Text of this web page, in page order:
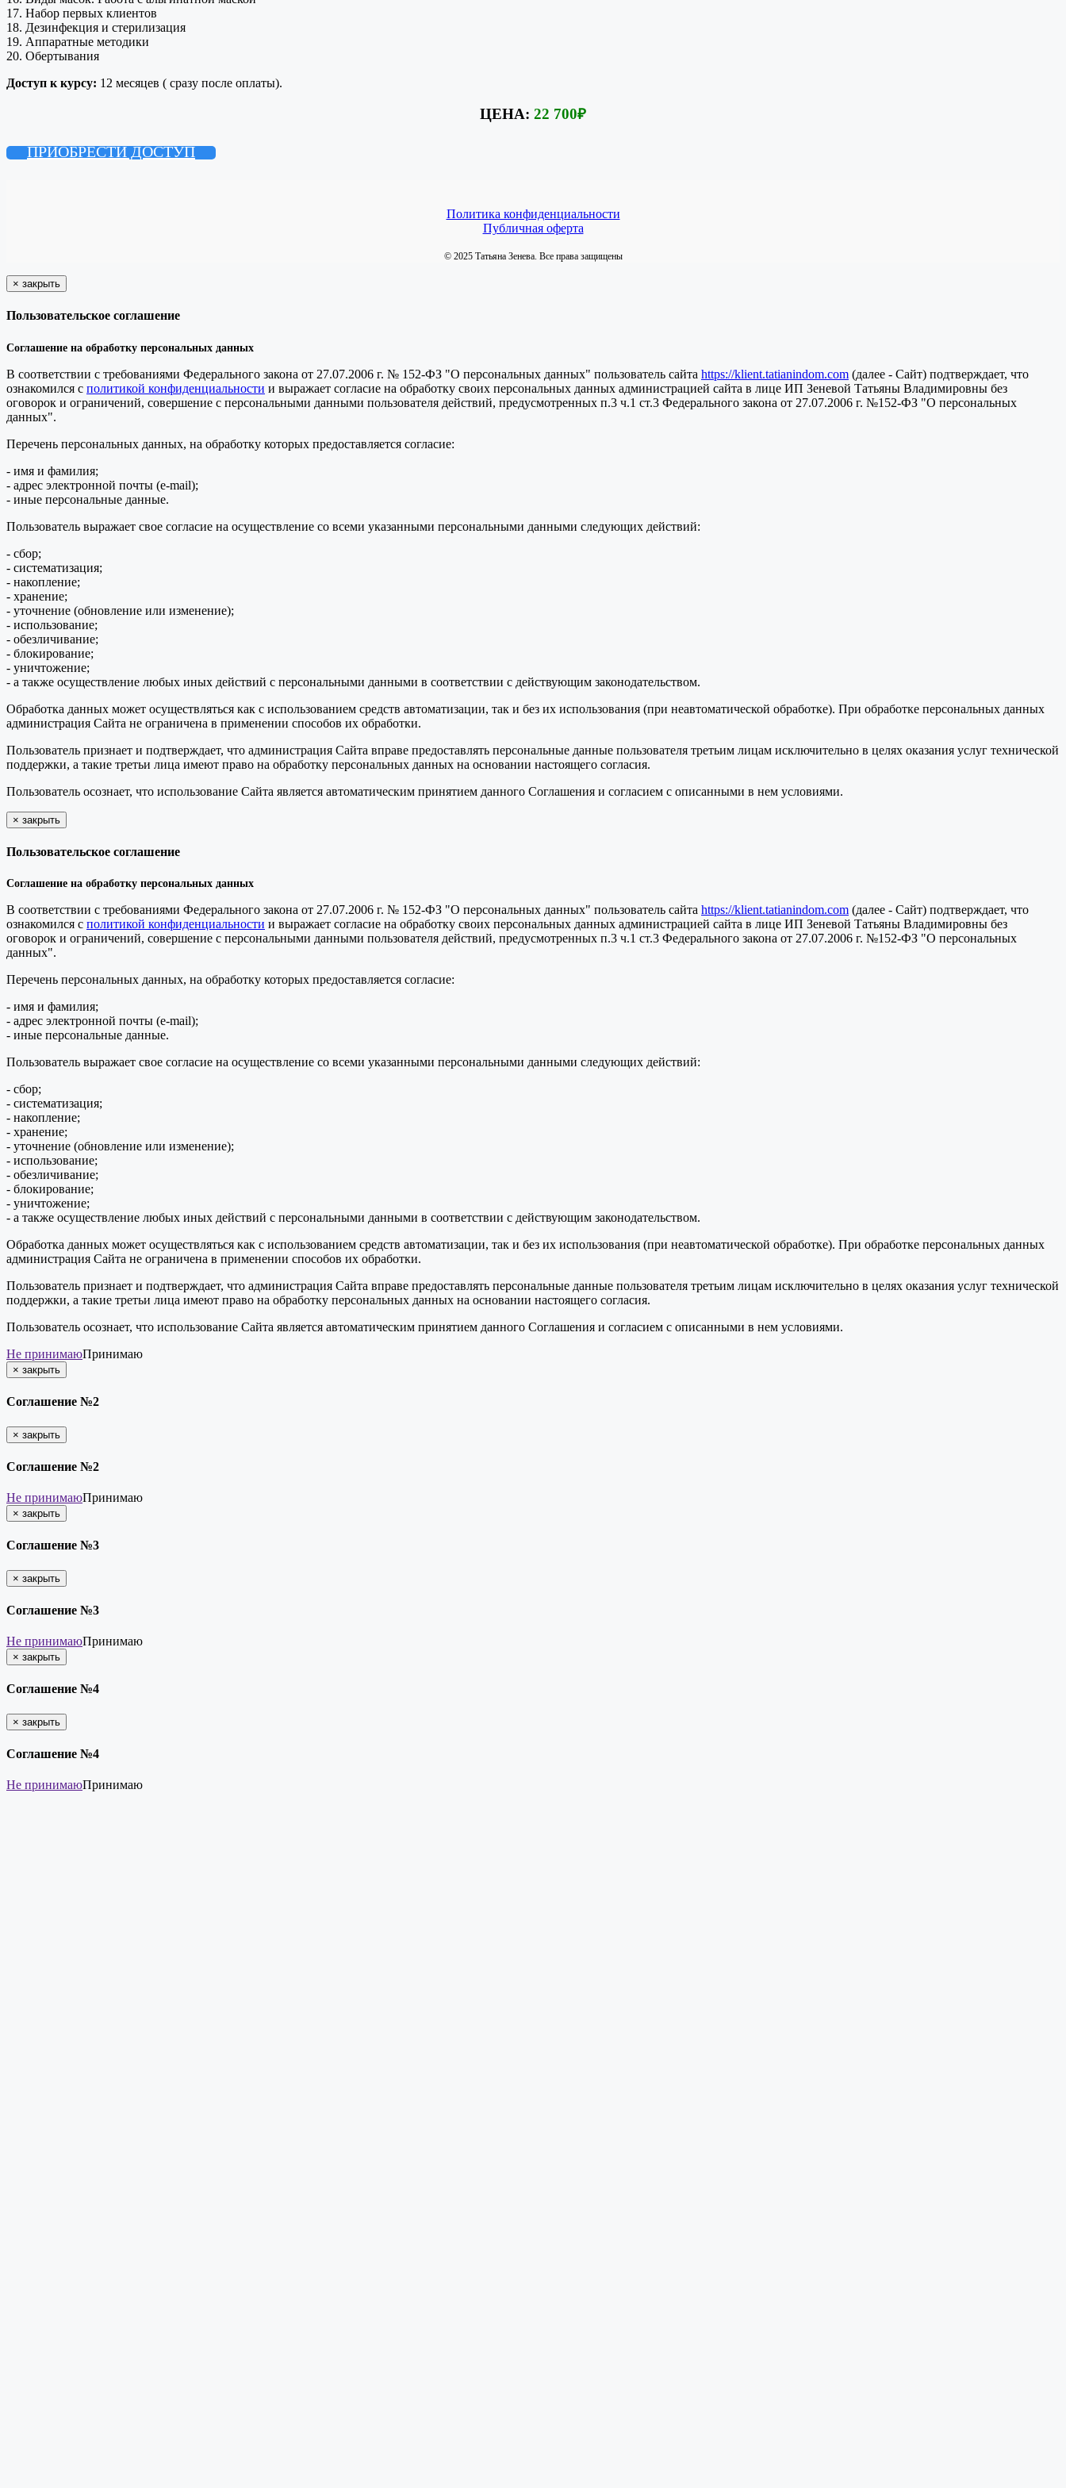
17. Набор первых клиентов
18. Дезинфекция и стерилизация
19. Аппаратные методики
20. Обертывания
Доступ к курсу: 12 месяцев ( сразу после оплаты).
ЦЕНА: 22 700₽
ПРИОБРЕСТИ ДОСТУП
Политика конфиденциальности
Публичная оферта
© 2025 Татьяна Зенева. Все права защищены
× закрыть
Пользовательское соглашение
Соглашение на обработку персональных данных
В соответствии с требованиями Федерального закона от 27.07.2006 г. № 152-ФЗ "О персональных данных" пользователь сайта https://klient.tatianindom.com (далее - Сайт) подтверждает, что
ознакомился с политикой конфиденциальности и выражает согласие на обработку своих персональных данных администрацией сайта в лице ИП Зеневой Татьяны Владимировны без
оговорок и ограничений, совершение с персональными данными пользователя действий, предусмотренных п.3 ч.1 ст.3 Федерального закона от 27.07.2006 г. №152-ФЗ "О персональных
данных".
Перечень персональных данных, на обработку которых предоставляется согласие:
- имя и фамилия;
- адрес электронной почты (e-mail);
- иные персональные данные.
Пользователь выражает свое согласие на осуществление со всеми указанными персональными данными следующих действий:
- сбор;
- систематизация;
- накопление;
- хранение;
- уточнение (обновление или изменение);
- использование;
- обезличивание;
- блокирование;
- уничтожение;
- а также осуществление любых иных действий с персональными данными в соответствии с действующим законодательством.
Обработка данных может осуществляться как с использованием средств автоматизации, так и без их использования (при неавтоматической обработке). При обработке персональных данных
администрация Сайта не ограничена в применении способов их обработки.
Пользователь признает и подтверждает, что администрация Сайта вправе предоставлять персональные данные пользователя третьим лицам исключительно в целях оказания услуг технической
поддержки, а такие третьи лица имеют право на обработку персональных данных на основании настоящего согласия.
Пользователь осознает, что использование Сайта является автоматическим принятием данного Соглашения и согласием с описанными в нем условиями.
× закрыть
Пользовательское соглашение
Соглашение на обработку персональных данных
В соответствии с требованиями Федерального закона от 27.07.2006 г. № 152-ФЗ "О персональных данных" пользователь сайта https://klient.tatianindom.com (далее - Сайт) подтверждает, что
ознакомился с политикой конфиденциальности и выражает согласие на обработку своих персональных данных администрацией сайта в лице ИП Зеневой Татьяны Владимировны без
оговорок и ограничений, совершение с персональными данными пользователя действий, предусмотренных п.3 ч.1 ст.3 Федерального закона от 27.07.2006 г. №152-ФЗ "О персональных
данных".
Перечень персональных данных, на обработку которых предоставляется согласие:
- имя и фамилия;
- адрес электронной почты (e-mail);
- иные персональные данные.
Пользователь выражает свое согласие на осуществление со всеми указанными персональными данными следующих действий:
- сбор;
- систематизация;
- накопление;
- хранение;
- уточнение (обновление или изменение);
- использование;
- обезличивание;
- блокирование;
- уничтожение;
- а также осуществление любых иных действий с персональными данными в соответствии с действующим законодательством.
Обработка данных может осуществляться как с использованием средств автоматизации, так и без их использования (при неавтоматической обработке). При обработке персональных данных
администрация Сайта не ограничена в применении способов их обработки.
Пользователь признает и подтверждает, что администрация Сайта вправе предоставлять персональные данные пользователя третьим лицам исключительно в целях оказания услуг технической
поддержки, а такие третьи лица имеют право на обработку персональных данных на основании настоящего согласия.
Пользователь осознает, что использование Сайта является автоматическим принятием данного Соглашения и согласием с описанными в нем условиями.
Не принимаюПринимаю
× закрыть
Соглашение №2
× закрыть
Соглашение №2
Не принимаюПринимаю
× закрыть
Соглашение №3
× закрыть
Соглашение №3
Не принимаюПринимаю
× закрыть
Соглашение №4
× закрыть
Соглашение №4
Не принимаюПринимаю